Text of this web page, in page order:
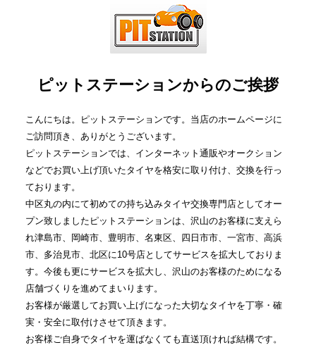
ピットステーションからのご挨拶
こんにちは。ピットステーションです。当店のホームページに
ご訪問頂き、ありがとうございます。
ピットステーションでは、インターネット通販やオークション
などでお買い上げ頂いたタイヤを格安に取り付け、交換を行っ
ております。
中区丸の内にて初めての持ち込みタイヤ交換専門店としてオー
プン致しましたピットステーションは、沢山のお客様に支えら
れ津島市、岡崎市、豊明市、名東区、四日市市、一宮市、高浜
市、多治見市、北区に10号店としてサービスを拡大しておりま
す。今後も更にサービスを拡大し、沢山のお客様のためになる
店舗づくりを進めてまいります。
お客様が厳選してお買い上げになった大切なタイヤを丁寧・確
実・安全に取付けさせて頂きます。
お客様ご自身でタイヤを運ばなくても直送頂ければ結構です。